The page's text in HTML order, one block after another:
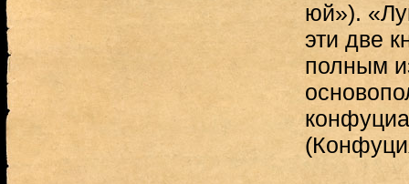
юй»).
эти две
полным